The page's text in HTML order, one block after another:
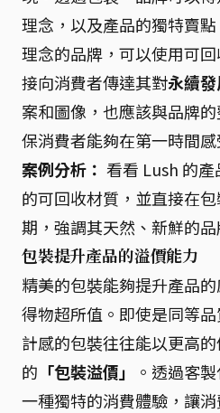
理念，以及產品的獨特賣
理念的品牌，可以使用可
接向消費者傳達其對永續
案和圖像，也應該與品牌
保消費者能夠在第一時間
案例分析： 看看 Lush 的
的可回收材質，並直接在
期，強調其天然、新鮮的品
包裝提升產品的溢價能力
精美的包裝能夠提升產品
得物超所值。即使是同等
計感的包裝往往能以更高
的 「包裝溢價」
。透過客
一種獨特的消費體驗，讓